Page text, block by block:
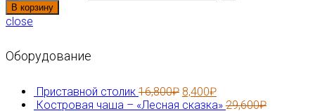
В корзину
close
Оборудование
Приставной столик 16,800₽ 8,400₽
Костровая чаша – «Лесная сказка» 29,600₽